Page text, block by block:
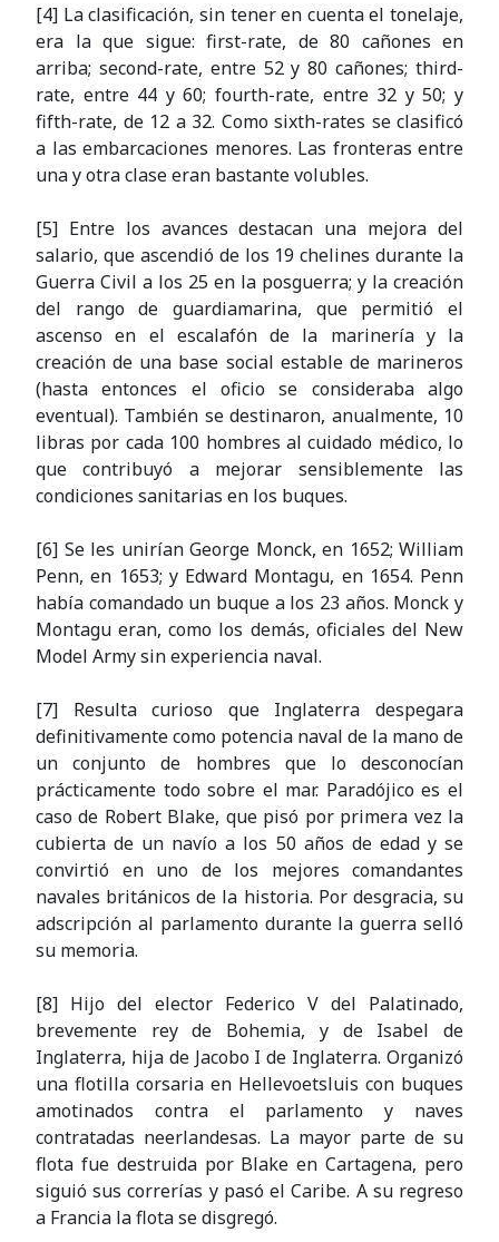
[4] La clasificación, sin tener en cuenta el tonelaje,
era la que sigue: first-rate, de 80 cañones en
arriba; second-rate, entre 52 y 80 cañones; third-
rate, entre 44 y 60; fourth-rate, entre 32 y 50; y
fifth-rate, de 12 a 32. Como sixth-rates se clasificó
a las embarcaciones menores. Las fronteras entre
una y otra clase eran bastante volubles.
[5] Entre los avances destacan una mejora del
salario, que ascendió de los 19 chelines durante la
Guerra Civil a los 25 en la posguerra; y la creación
del rango de guardiamarina, que permitió el
ascenso en el escalafón de la marinería y la
creación de una base social estable de marineros
(hasta entonces el oficio se consideraba algo
eventual). También se destinaron, anualmente, 10
libras por cada 100 hombres al cuidado médico, lo
que contribuyó a mejorar sensiblemente las
condiciones sanitarias en los buques.
[6] Se les unirían George Monck, en 1652; William
Penn, en 1653; y Edward Montagu, en 1654. Penn
había comandado un buque a los 23 años. Monck y
Montagu eran, como los demás, oficiales del New
Model Army sin experiencia naval.
[7] Resulta curioso que Inglaterra despegara
definitivamente como potencia naval de la mano de
un conjunto de hombres que lo desconocían
prácticamente todo sobre el mar. Paradójico es el
caso de Robert Blake, que pisó por primera vez la
cubierta de un navío a los 50 años de edad y se
convirtió en uno de los mejores comandantes
navales británicos de la historia. Por desgracia, su
adscripción al parlamento durante la guerra selló
su memoria.
[8] Hijo del elector Federico V del Palatinado,
brevemente rey de Bohemia, y de Isabel de
Inglaterra, hija de Jacobo I de Inglaterra. Organizó
una flotilla corsaria en Hellevoetsluis con buques
amotinados contra el parlamento y naves
contratadas neerlandesas. La mayor parte de su
flota fue destruida por Blake en Cartagena, pero
siguió sus correrías y pasó el Caribe. A su regreso
a Francia la flota se disgregó.